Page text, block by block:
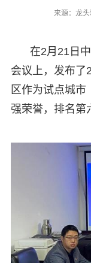
来源：龙头
在2月21日
会议上，发布了
区作为试点城
强荣誉，排名第